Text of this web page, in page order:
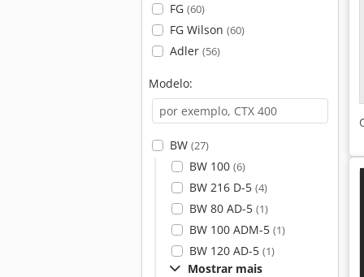
FG (60)
FG Wilson (60)
Adler (56)
Modelo:
BW (27)
BW 100 (6)
BW 216 D-5 (4)
BW 80 AD-5 (1)
BW 100 ADM-5 (1)
BW 120 AD-5 (1)
Mostrar mais